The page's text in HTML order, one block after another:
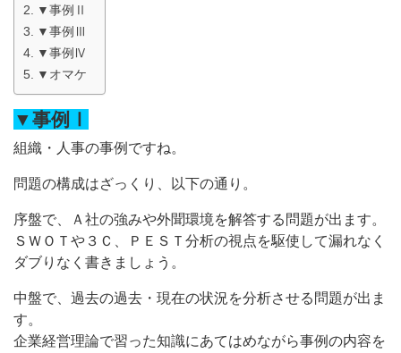
▼事例Ⅱ
▼事例Ⅲ
▼事例Ⅳ
▼オマケ
▼事例Ⅰ
組織・人事の事例ですね。
問題の構成はざっくり、以下の通り。
序盤で、Ａ社の強みや外聞環境を解答する問題が出ます。
ＳＷＯＴや３Ｃ、ＰＥＳＴ分析の視点を駆使して漏れなく
ダブりなく書きましょう。
中盤で、過去の過去・現在の状況を分析させる問題が出ま
す。
企業経営理論で習った知識にあてはめながら事例の内容を